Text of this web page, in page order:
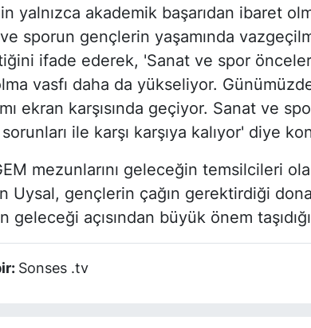
yalnızca akademik başarıdan ibaret
sporun gençlerin yaşamında
ifade ederek, 'Sanat ve spor
vasfı daha da yükseliyor.
ekran karşısında geçiyor. Sanat ve
sorunları ile karşı karşıya kalıyor' diye
mezunlarını geleceğin temsilcileri
Uysal, gençlerin çağın gerektirdiği
geleceği açısından büyük önem
Sonses .tv